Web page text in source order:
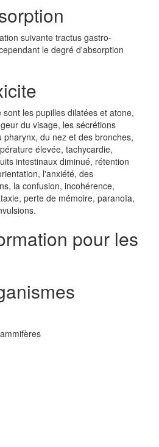
suivante tractus gastro-
le degré d'absorption
les pupilles dilatées et atone,
du visage, les sécrétions
du nez et des bronches,
élevée, tachycardie,
intestinaux diminué, rétention
l'anxiété, des
la confusion, incohérence,
perte de mémoire, paranoïa,
pour les